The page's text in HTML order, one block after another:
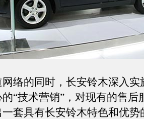
的同时，长安铃木深入实
“技术营销”，对现有的售后
套具有长安铃木特色和优势